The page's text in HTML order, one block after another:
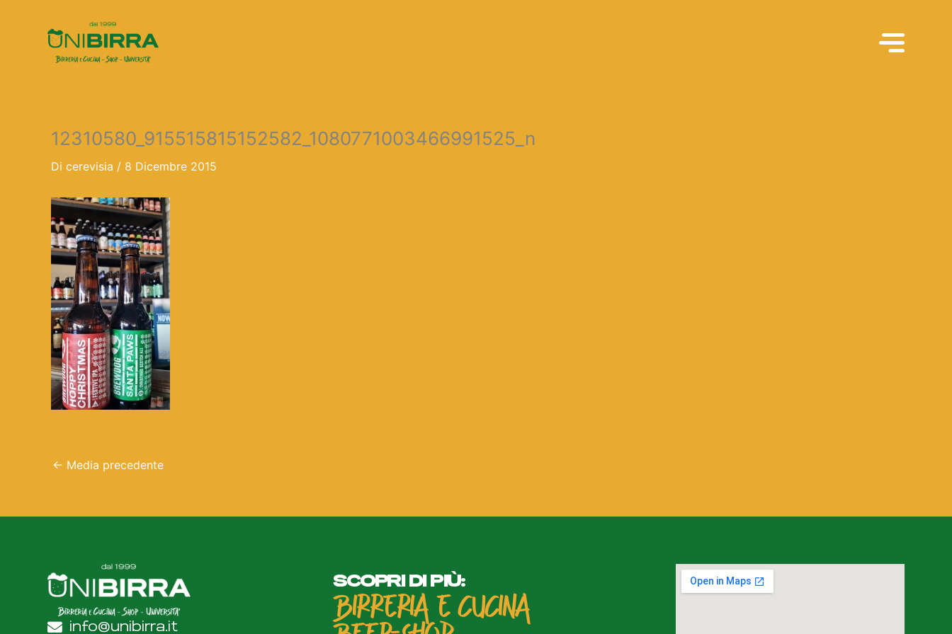
contenuto
12310580_915515815152582_1080771003466991525_n
Di cerevisia / 8 Dicembre 2015
← Media precedente
info@unibirra.it
SCOPRI DI PIÙ:
BIRRERIA E CUCINA